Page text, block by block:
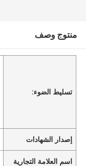
منتوج وصف
تسليط الضوء:
إصدار الشهادات
اسم العلامة التجارية